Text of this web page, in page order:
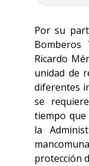
Por su
Ricardo
unidad de
diferentes
se
tiempo que
la
protección